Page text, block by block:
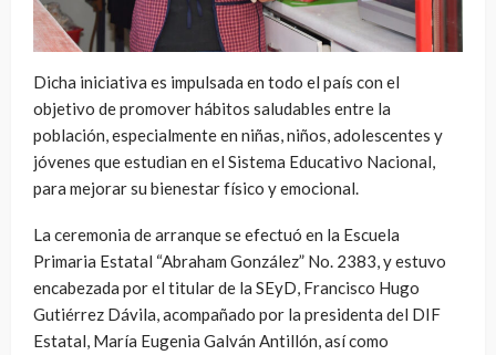
Dicha iniciativa es impulsada en todo el país con el
objetivo de promover hábitos saludables entre la
población, especialmente en niñas, niños, adolescentes y
jóvenes que estudian en el Sistema Educativo Nacional,
para mejorar su bienestar físico y emocional.
La ceremonia de arranque se efectuó en la Escuela
Primaria Estatal “Abraham González” No. 2383, y estuvo
encabezada por el titular de la SEyD, Francisco Hugo
Gutiérrez Dávila, acompañado por la presidenta del DIF
Estatal, María Eugenia Galván Antillón, así como